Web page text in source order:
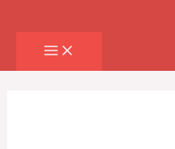
содержимому